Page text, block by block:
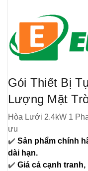
Gói Thiết Bị
Lượng Mặt
Hòa Lưới 2.4kW 1
ưu
✔️ Sản phẩm chính
dài hạn.
✔️ Giá cả cạnh